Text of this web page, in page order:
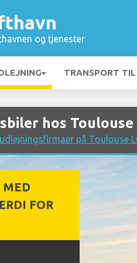
og tjenester
TRANSPORT
hos
på Toulouse
MED
FOR